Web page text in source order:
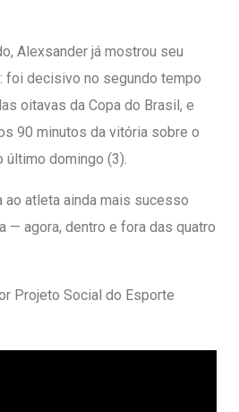
Alexsander já mostrou seu
foi decisivo no segundo tempo
oitavas da Copa do Brasil, e
90 minutos da vitória sobre o
último domingo (3).
ao atleta ainda mais sucesso
— agora, dentro e fora das quatro
Projeto Social do Esporte